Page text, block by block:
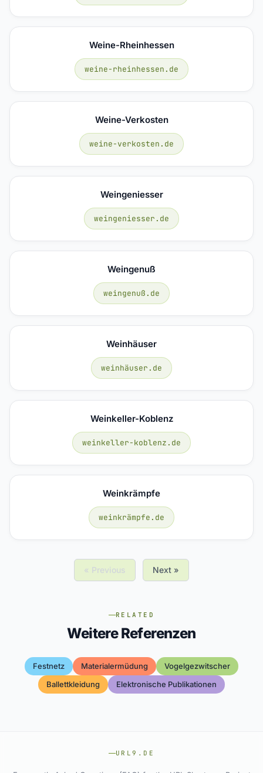
Weine-Rheinhessen
weine-rheinhessen.de
Weine-Verkosten
weine-verkosten.de
Weingeniesser
weingeniesser.de
Weingenuß
weingenuß.de
Weinhäuser
weinhäuser.de
Weinkeller-Koblenz
weinkeller-koblenz.de
Weinkrämpfe
weinkrämpfe.de
« Previous Next »
RELATED
Weitere Referenzen
Festnetz Materialermüdung
Vogelgezwitscher
Ballettkleidung
Elektronische Publikationen
URL9.DE